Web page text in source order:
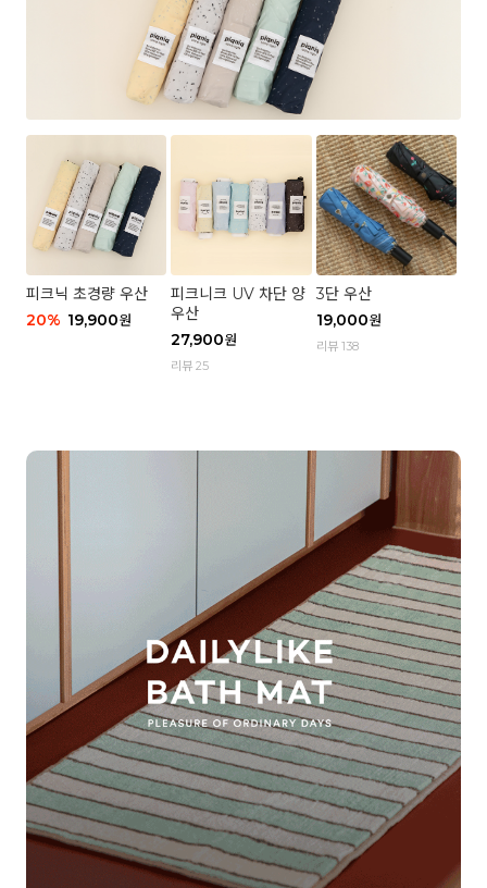
피크닉 초경량 우산
20% 19,900원
피크니크 UV 차단 양
우산
27,900원
리뷰 25
3단 우산
19,000원
리뷰 138